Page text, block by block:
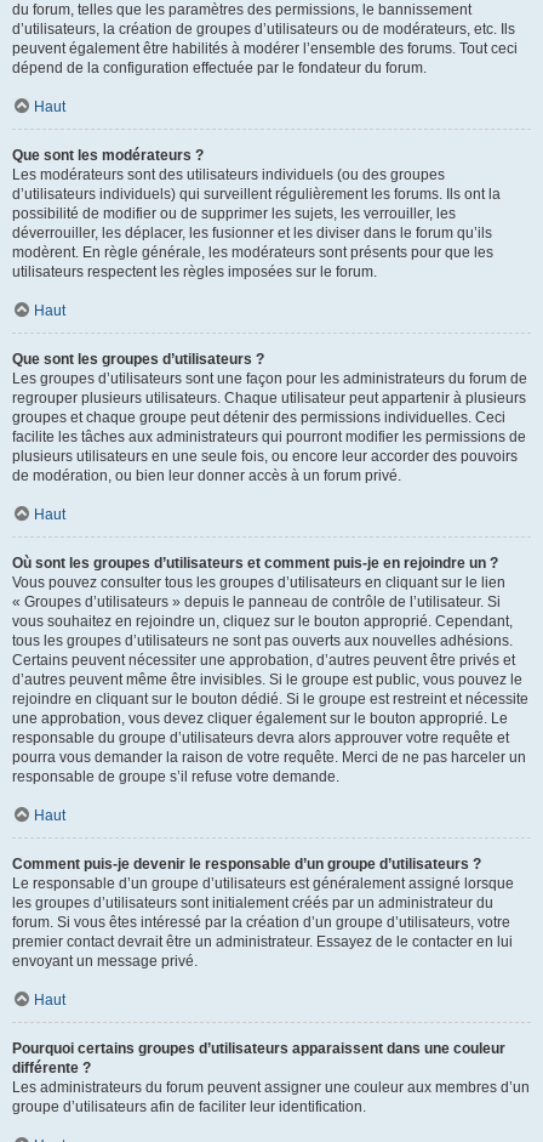
du forum, telles que les paramètres des permissions, le bannissement
d’utilisateurs, la création de groupes d’utilisateurs ou de modérateurs, etc. Ils
peuvent également être habilités à modérer l’ensemble des forums. Tout ceci
dépend de la configuration effectuée par le fondateur du forum.
Haut
Que sont les modérateurs ?
Les modérateurs sont des utilisateurs individuels (ou des groupes
d’utilisateurs individuels) qui surveillent régulièrement les forums. Ils ont la
possibilité de modifier ou de supprimer les sujets, les verrouiller, les
déverrouiller, les déplacer, les fusionner et les diviser dans le forum qu’ils
modèrent. En règle générale, les modérateurs sont présents pour que les
utilisateurs respectent les règles imposées sur le forum.
Haut
Que sont les groupes d’utilisateurs ?
Les groupes d’utilisateurs sont une façon pour les administrateurs du forum de
regrouper plusieurs utilisateurs. Chaque utilisateur peut appartenir à plusieurs
groupes et chaque groupe peut détenir des permissions individuelles. Ceci
facilite les tâches aux administrateurs qui pourront modifier les permissions de
plusieurs utilisateurs en une seule fois, ou encore leur accorder des pouvoirs
de modération, ou bien leur donner accès à un forum privé.
Haut
Où sont les groupes d’utilisateurs et comment puis-je en rejoindre un ?
Vous pouvez consulter tous les groupes d’utilisateurs en cliquant sur le lien
« Groupes d’utilisateurs » depuis le panneau de contrôle de l’utilisateur. Si
vous souhaitez en rejoindre un, cliquez sur le bouton approprié. Cependant,
tous les groupes d’utilisateurs ne sont pas ouverts aux nouvelles adhésions.
Certains peuvent nécessiter une approbation, d’autres peuvent être privés et
d’autres peuvent même être invisibles. Si le groupe est public, vous pouvez le
rejoindre en cliquant sur le bouton dédié. Si le groupe est restreint et nécessite
une approbation, vous devez cliquer également sur le bouton approprié. Le
responsable du groupe d’utilisateurs devra alors approuver votre requête et
pourra vous demander la raison de votre requête. Merci de ne pas harceler un
responsable de groupe s’il refuse votre demande.
Haut
Comment puis-je devenir le responsable d’un groupe d’utilisateurs ?
Le responsable d’un groupe d’utilisateurs est généralement assigné lorsque
les groupes d’utilisateurs sont initialement créés par un administrateur du
forum. Si vous êtes intéressé par la création d’un groupe d’utilisateurs, votre
premier contact devrait être un administrateur. Essayez de le contacter en lui
envoyant un message privé.
Haut
Pourquoi certains groupes d’utilisateurs apparaissent dans une couleur
différente ?
Les administrateurs du forum peuvent assigner une couleur aux membres d’un
groupe d’utilisateurs afin de faciliter leur identification.